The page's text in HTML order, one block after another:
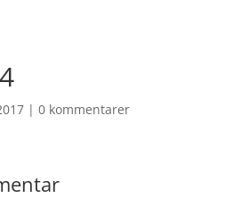
| 0 kommentarer